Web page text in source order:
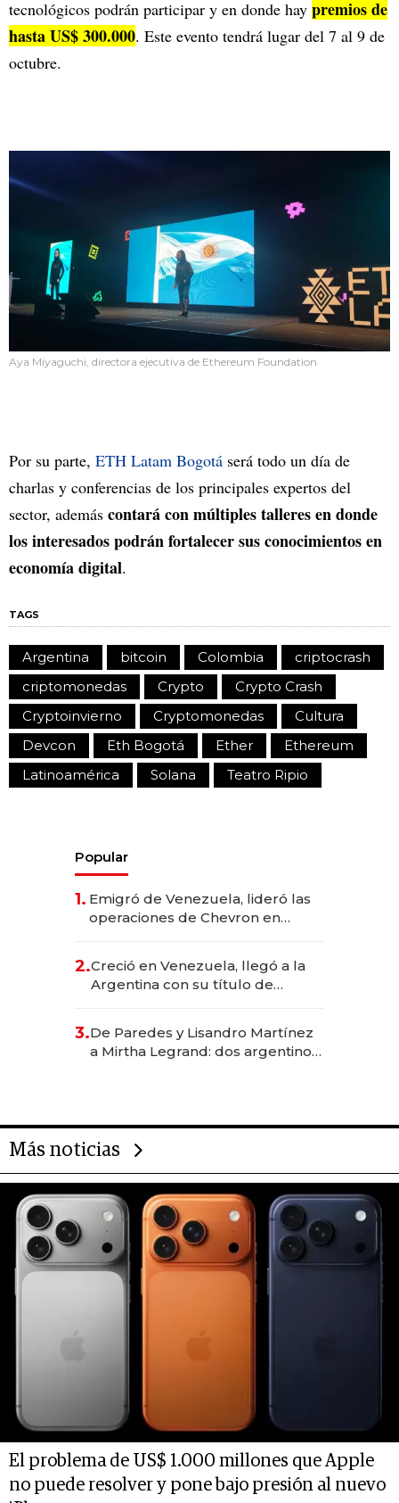
tecnológicos podrán participar y en donde hay premios de
hasta US$ 300.000. Este evento tendrá lugar del 7 al 9 de
octubre.
Aya Miyaguchi, directora ejecutiva de Ethereum Foundation
Por su parte, ETH Latam Bogotá será todo un día de
charlas y conferencias de los principales expertos del
sector, además contará con múltiples talleres en donde
los interesados podrán fortalecer sus conocimientos en
economía digital.
TAGS
Argentina bitcoin Colombia
criptocrash
criptomonedas
Crypto
Crypto Crash
Cryptoinvierno
Cryptomonedas
Cultura
Devcon
Eth Bogotá Ether
Ethereum
Latinoamérica
Solana Teatro Ripio
Popular
1. Emigró de Venezuela, lideró las
operaciones de Chevron en
2.Creció en Venezuela, llegó a la
Argentina con su título de
las marcas "fast premium"
3.De Paredes y Lisandro Martínez
a Mirtha Legrand: dos argentinos
Más noticias
El problema de US$ 1.000 millones que Apple
no puede resolver y pone bajo presión al nuevo